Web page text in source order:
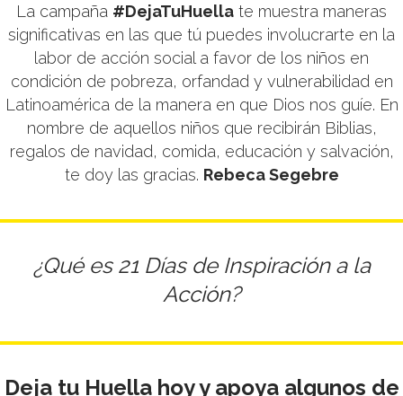
REBECA SEGEBRE
BIOGRAFÍA
CONTACTO
RADIO
SEARCH SITE
La campaña #DejaTuHuella te muestra maneras
significativas en las que tú puedes involucrarte en la
labor de acción social a favor de los niños en
condición de pobreza, orfandad y vulnerabilidad en
Latinoamérica de la manera en que Dios nos guíe. En
nombre de aquellos niños que recibirán Biblias,
regalos de navidad, comida, educación y salvación,
te doy las gracias. Rebeca Segebre
¿Qué es 21 Días de Inspiración a la
Acción?
Deja tu Huella hoy y apoya algunos de